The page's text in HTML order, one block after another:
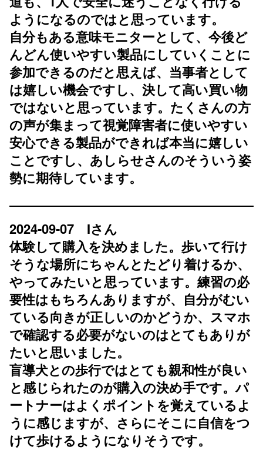
ようになるのではと思っています。
自分もある意味モニターとして、今後ど
んどん使いやすい製品にしていくことに
参加できるのだと思えば、当事者として
は嬉しい機会ですし、決して高い買い物
ではないと思っています。たくさんの方
の声が集まって視覚障害者に使いやすい
安心できる製品ができれば本当に嬉しい
ことですし、あしらせさんのそういう姿
勢に期待しています。
2024-09-07 Iさん
体験して購入を決めました。歩いて行け
そうな場所にちゃんとたどり着けるか、
やってみたいと思っています。練習の必
要性はもちろんありますが、自分がむい
ている向きが正しいのかどうか、スマホ
で確認する必要がないのはとてもありが
たいと思いました。
盲導犬との歩行ではとても親和性が良い
と感じられたのが購入の決め手です。パ
ートナーはよくポイントを覚えているよ
うに感じますが、さらにそこに自信をつ
けて歩けるようになりそうです。